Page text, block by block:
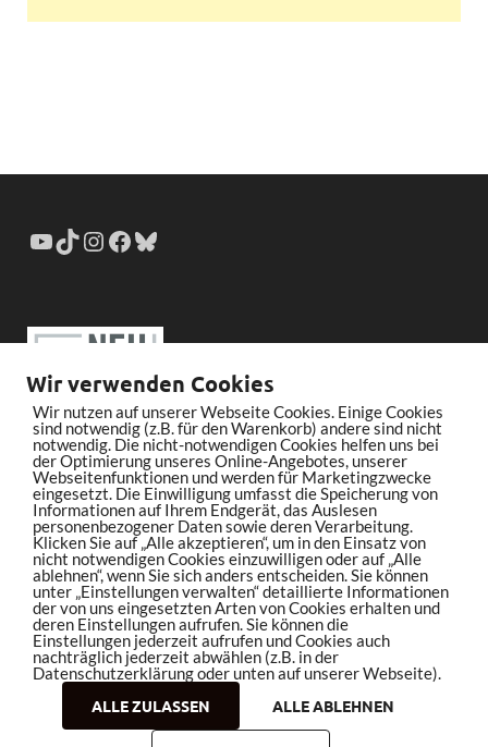
Copyright © 2026bleistiftrocker.de
Wir verwenden Cookies
Wir nutzen auf unserer Webseite Cookies. Einige Cookies
sind notwendig (z.B. für den Warenkorb) andere sind nicht
notwendig. Die nicht-notwendigen Cookies helfen uns bei
der Optimierung unseres Online-Angebotes, unserer
Webseitenfunktionen und werden für Marketingzwecke
eingesetzt. Die Einwilligung umfasst die Speicherung von
Informationen auf Ihrem Endgerät, das Auslesen
personenbezogener Daten sowie deren Verarbeitung.
Klicken Sie auf „Alle akzeptieren“, um in den Einsatz von
nicht notwendigen Cookies einzuwilligen oder auf „Alle
ablehnen“, wenn Sie sich anders entscheiden. Sie können
unter „Einstellungen verwalten“ detaillierte Informationen
der von uns eingesetzten Arten von Cookies erhalten und
deren Einstellungen aufrufen. Sie können die
Einstellungen jederzeit aufrufen und Cookies auch
nachträglich jederzeit abwählen (z.B. in der
Datenschutzerklärung oder unten auf unserer Webseite).
ALLE ZULASSEN
ALLE ABLEHNEN